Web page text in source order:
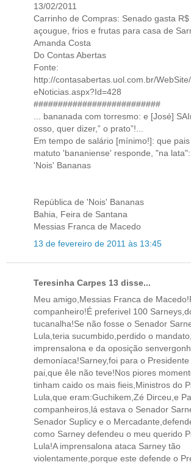
13/02/2011
Carrinho de Compras: Senado gasta
açougue, frios e frutas para casa de
Amanda Costa
Do Contas Abertas
Fonte:
http://contasabertas.uol.com.br/
eNoticias.aspx?Id=428
##########################
... bananada com torresmo: e [José]
osso, quer dizer,” o prato”!...
Em tempo de salário [mínimo!]: que
matuto 'bananiense' responde, "na
'Nois' Bananas
República de 'Nois' Bananas
Bahia, Feira de Santana
Messias Franca de Macedo
13 de fevereiro de 2011 às 13:45
Teresinha Carpes 13 disse...
Meu amigo,Messias Franca de
companheiro!É preferivel 100
tucanalha!Se não fosse o Senador
Lula,teria sucumbido,perdido o
imprensalona e da oposição
demoníaca!Sarney,foi para o Presidente
pai,que êle não teve!Nos piores
tinham caido os mais fieis,Ministros do
Lula,que eram:Guchikem,Zé Dirceu,e
companheiros,lá estava o Senador
Senador Suplicy e o
como Sarney defendeu o meu querido
Lula!A imprensalona ataca Sarney tão
violentamente,porque este defende o